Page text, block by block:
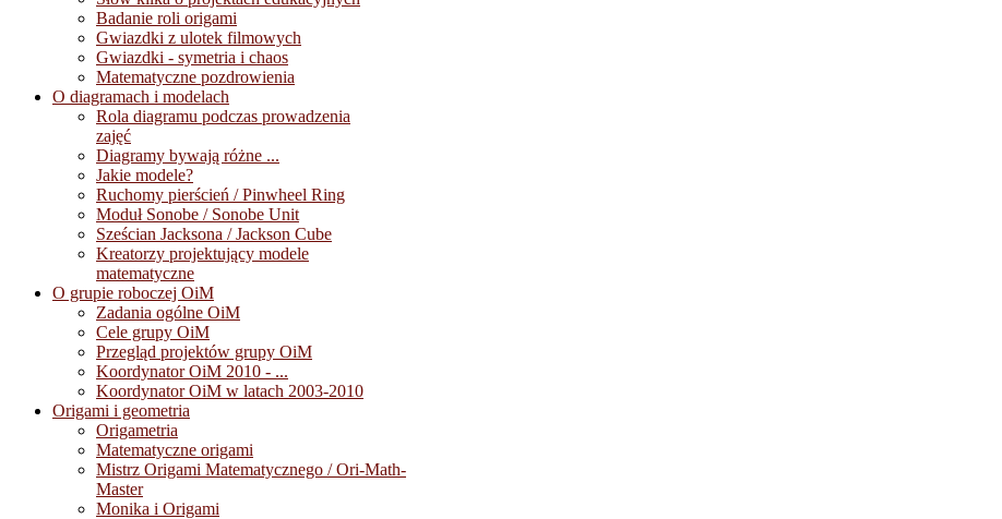
Badanie roli origami
Gwiazdki z ulotek filmowych
Gwiazdki - symetria i chaos
Matematyczne pozdrowienia
O diagramach i modelach
Rola diagramu podczas prowadzenia
zajęć
Diagramy bywają różne ...
Jakie modele?
Ruchomy pierścień / Pinwheel Ring
Moduł Sonobe / Sonobe Unit
Sześcian Jacksona / Jackson Cube
Kreatorzy projektujący modele
matematyczne
O grupie roboczej OiM
Zadania ogólne OiM
Cele grupy OiM
Przegląd projektów grupy OiM
Koordynator OiM 2010 - ...
Koordynator OiM w latach 2003-2010
Origami i geometria
Origametria
Matematyczne origami
Mistrz Origami Matematycznego / Ori-Math-
Master
Monika i Origami